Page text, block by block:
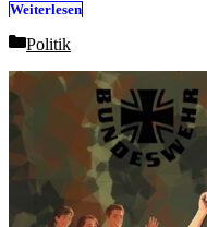
Weiterlesen
Categories
Politik